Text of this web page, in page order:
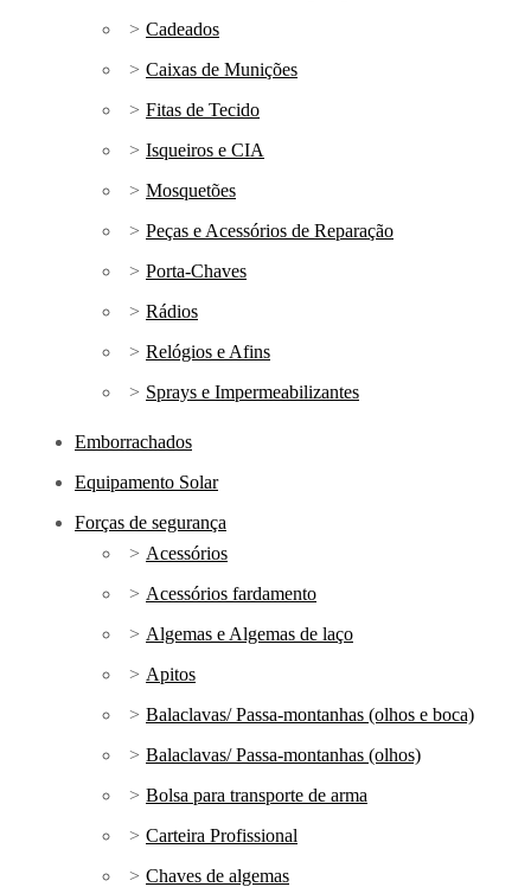
Cadeados
Caixas de Munições
Fitas de Tecido
Isqueiros e CIA
Mosquetões
Peças e Acessórios de Reparação
Porta-Chaves
Rádios
Relógios e Afins
Sprays e Impermeabilizantes
Emborrachados
Equipamento Solar
Forças de segurança
Acessórios
Acessórios fardamento
Algemas e Algemas de laço
Apitos
Balaclavas/ Passa-montanhas (olhos e boca)
Balaclavas/ Passa-montanhas (olhos)
Bolsa para transporte de arma
Carteira Profissional
Chaves de algemas